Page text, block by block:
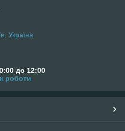
Україна
до 12:00
роботи